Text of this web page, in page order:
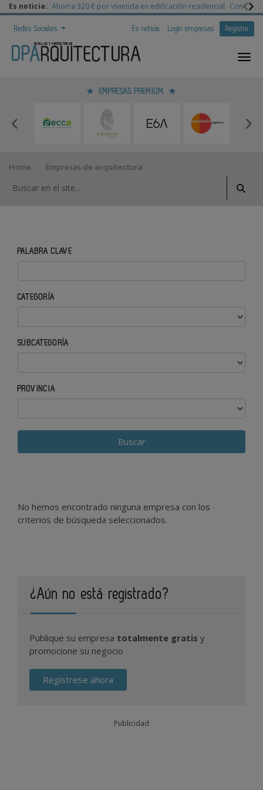
Es noticia: Ahorra 320 € por vivienda en edificación residencial
Redes Sociales Es noticia Login empresas Registro
EMPRESAS PREMIUM
Home Empresas de arquitectura
PALABRA CLAVE
CATEGORÍA
SUBCATEGORÍA
PROVINCIA
No hemos encontrado ninguna empresa con los
criterios de búsqueda seleccionados.
¿Aún no está registrado?
Publique su empresa totalmente gratis y
promocione su negocio
Regístrese ahora
Publicidad